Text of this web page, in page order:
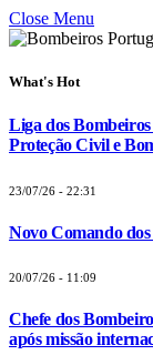
Close Menu
What's Hot
Liga dos
Proteção Civil e
23/07/26 - 22:31
Novo Comando
20/07/26 - 11:09
Chefe dos
após missão